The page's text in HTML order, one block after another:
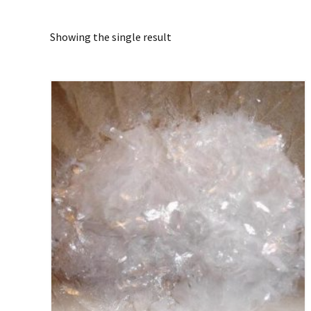
Showing the single result